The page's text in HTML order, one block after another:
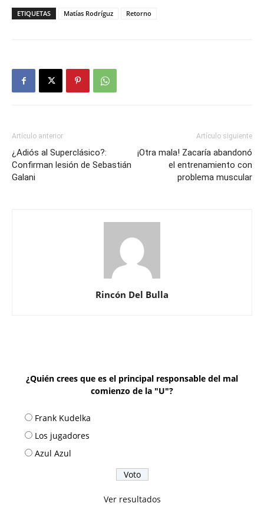
ETIQUETAS Matías Rodríguz Retorno
Artículo anterior
¿Adiós al Superclásico?:
Confirman lesión de Sebastián
Galani
Artículo siguiente
¡Otra mala! Zacaría abandonó
el entrenamiento con
problema muscular
Rincón Del Bulla
¿Quién crees que es el principal responsable del mal
comienzo de la "U"?
Frank Kudelka
Los jugadores
Azul Azul
Ver resultados